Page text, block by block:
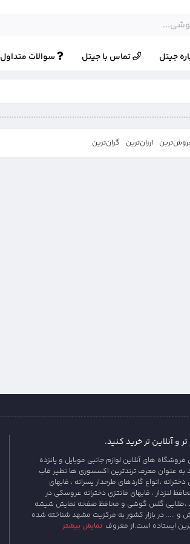
جیتل تماس با جیتل سوالات متداول
ارزان‌ترین گران‌ترین
و آنلاین تر خرید کنید.
های آنلاین لوازم جانبی موبایل و پانزده
عنوان معرف ترندترین اکسسوری ها نظیر قاب
،انواع گاردهای طرحدار پسرانه ، قابهای
، قابهای فانتزی دخترانه عروسکی در
،طلایی گلس گوشی و محافظ صفحه نمایش شیشه
و ..... در بازار کشور به مرکزیت مشهد شناخته شده
ایستاده است.از معروف نمایش بیشتر